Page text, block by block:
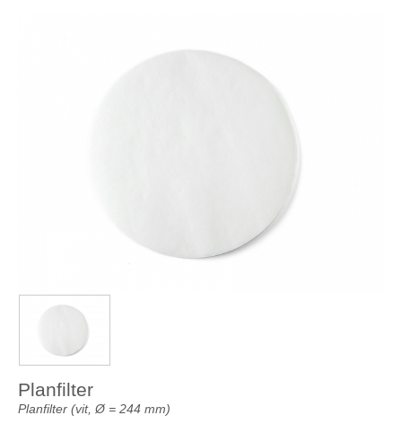
Planfilter
Planfilter (vit, Ø = 244 mm)